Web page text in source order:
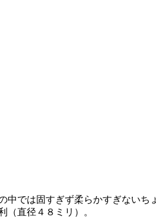
では固すぎず柔らかすぎない
（直径４８ミリ）。